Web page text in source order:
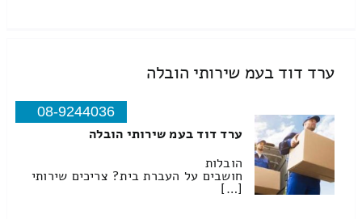
ערד דוד בעמ שירותי הובלה
08-9244036
ערד דוד בעמ שירותי הובלה
הובלות
חושבים על העברת בית? צריכים שירותי
[…]